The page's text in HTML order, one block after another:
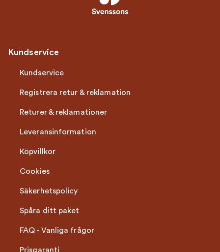
Kundservice
Kundservice
Registrera retur & reklamation
Returer & reklamationer
Leveransinformation
Köpvillkor
Cookies
Säkerhetspolicy
Spåra ditt paket
FAQ - Vanliga frågor
Prisgaranti